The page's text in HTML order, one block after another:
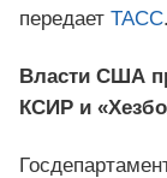
передает ТАСС.
Власти США
КСИР и